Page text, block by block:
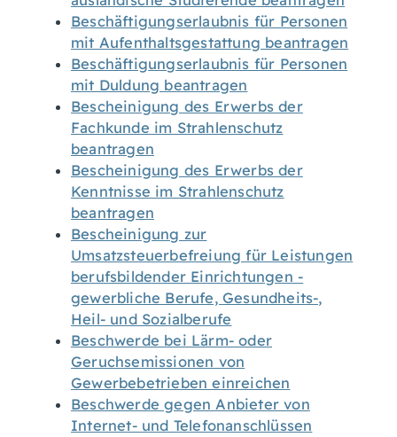
Beschäftigungserlaubnis für Personen
mit Aufenthaltsgestattung beantragen
Beschäftigungserlaubnis für Personen
mit Duldung beantragen
Bescheinigung des Erwerbs der
Fachkunde im Strahlenschutz
beantragen
Bescheinigung des Erwerbs der
Kenntnisse im Strahlenschutz
beantragen
Bescheinigung zur
Umsatzsteuerbefreiung für Leistungen
berufsbildender Einrichtungen -
gewerbliche Berufe, Gesundheits-,
Heil- und Sozialberufe
Beschwerde bei Lärm- oder
Geruchsemissionen von
Gewerbebetrieben einreichen
Beschwerde gegen Anbieter von
Internet- und Telefonanschlüssen